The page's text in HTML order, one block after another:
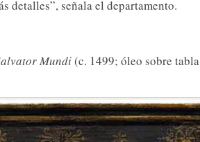
detalles”, señala el departamento.
Mundi(c. 1499; óleo sobre